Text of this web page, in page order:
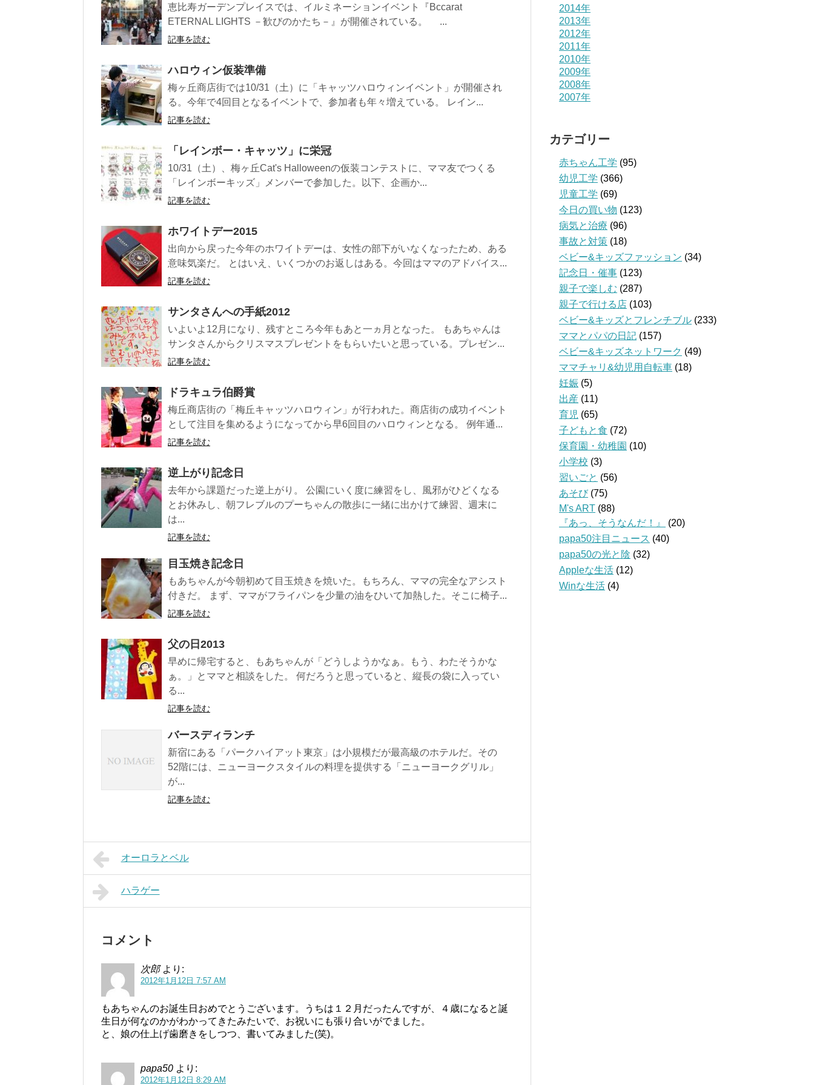
恵比寿ガーデンプレイスでは、イルミネーションイベント『Bccarat
ETERNAL LIGHTS －歓びのかたち－』が開催されている。 ...
記事を読む
ハロウィン仮装準備
梅ヶ丘商店街では10/31（土）に「キャッツハロウィンイベント」が開催され
る。今年で4回目となるイベントで、参加者も年々増えている。 レイン...
記事を読む
「レインボー・キャッツ」に栄冠
10/31（土）、梅ヶ丘Cat's Halloweenの仮装コンテストに、ママ友でつくる
「レインボーキッズ」メンバーで参加した。以下、企画か...
記事を読む
ホワイトデー2015
出向から戻った今年のホワイトデーは、女性の部下がいなくなったため、ある
意味気楽だ。 とはいえ、いくつかのお返しはある。今回はママのアドバイス...
記事を読む
サンタさんへの手紙2012
いよいよ12月になり、残すところ今年もあと一ヵ月となった。 もあちゃんは
サンタさんからクリスマスプレゼントをもらいたいと思っている。プレゼン...
記事を読む
ドラキュラ伯爵賞
梅丘商店街の「梅丘キャッツハロウィン」が行われた。商店街の成功イベント
として注目を集めるようになってから早6回目のハロウィンとなる。 例年通...
記事を読む
逆上がり記念日
去年から課題だった逆上がり。 公園にいく度に練習をし、風邪がひどくなる
とお休みし、朝フレブルのプーちゃんの散歩に一緒に出かけて練習、週末に
は...
記事を読む
目玉焼き記念日
もあちゃんが今朝初めて目玉焼きを焼いた。もちろん、ママの完全なアシスト
付きだ。 まず、ママがフライパンを少量の油をひいて加熱した。そこに椅子...
記事を読む
父の日2013
早めに帰宅すると、もあちゃんが「どうしようかなぁ。もう、わたそうかな
ぁ。」とママと相談をした。 何だろうと思っていると、縦長の袋に入ってい
る...
記事を読む
バースディランチ
新宿にある「パークハイアット東京」は小規模だが最高級のホテルだ。その
52階には、ニューヨークスタイルの料理を提供する「ニューヨークグリル」
が...
記事を読む
オーロラとベル
ハラゲー
コメント
次郎 より:
2012年1月12日 7:57 AM
もあちゃんのお誕生日おめでとうございます。うちは１２月だったんですが、４歳になると誕
生日が何なのかがわかってきたみたいで、お祝いにも張り合いがでました。
と、娘の仕上げ歯磨きをしつつ、書いてみました(笑)。
papa50 より:
2012年1月12日 8:29 AM
2014年
2013年
2012年
2011年
2010年
2009年
2008年
2007年
カテゴリー
赤ちゃん工学 (95)
幼児工学 (366)
児童工学 (69)
今日の買い物 (123)
病気と治療 (96)
事故と対策 (18)
ベビー&キッズファッション (34)
記念日・催事 (123)
親子で楽しむ (287)
親子で行ける店 (103)
ベビー&キッズとフレンチブル (233)
ママとパパの日記 (157)
ベビー&キッズネットワーク (49)
ママチャリ&幼児用自転車 (18)
妊娠 (5)
出産 (11)
育児 (65)
子どもと食 (72)
保育園・幼稚園 (10)
小学校 (3)
習いごと (56)
あそび(75)
M's ART (88)
『あっ、そうなんだ！』
(20)
papa50注目ニュース (40)
papa50の光と陰 (32)
Appleな生活 (12)
Winな生活 (4)